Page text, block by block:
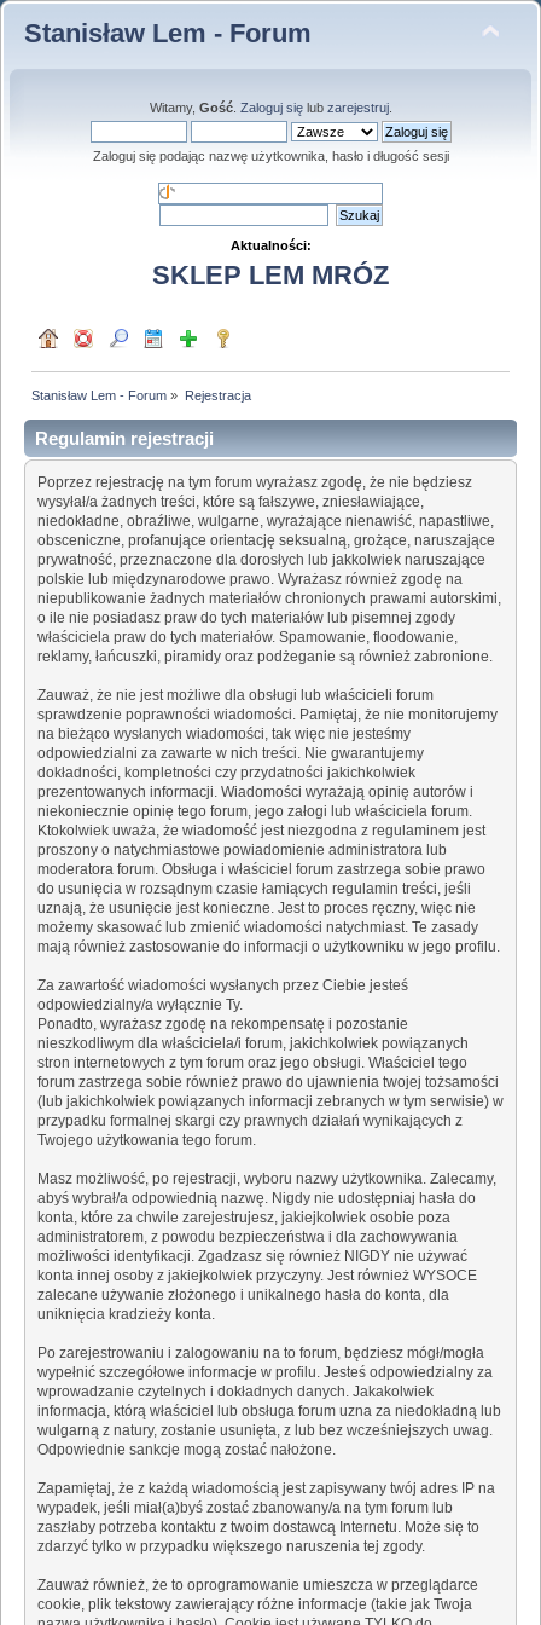
Stanisław Lem - Forum
Witamy, Gość. Zaloguj sięlub zarejestruj.
Zaloguj się podając nazwę użytkownika, hasło i długość sesji
Aktualności:
SKLEP LEM MRÓZ
Stanisław Lem - Forum » Rejestracja
Regulamin rejestracji
Poprzez rejestrację na tym forum wyrażasz zgodę, że nie będziesz
wysyłał/a żadnych treści, które są fałszywe, zniesławiające,
niedokładne, obraźliwe, wulgarne, wyrażające nienawiść, napastliwe,
obsceniczne, profanujące orientację seksualną, grożące, naruszające
prywatność, przeznaczone dla dorosłych lub jakkolwiek naruszające
polskie lub międzynarodowe prawo. Wyrażasz również zgodę na
niepublikowanie żadnych materiałów chronionych prawami autorskimi,
o ile nie posiadasz praw do tych materiałów lub pisemnej zgody
właściciela praw do tych materiałów. Spamowanie, floodowanie,
reklamy, łańcuszki, piramidy oraz podżeganie są również zabronione.
Zauważ, że nie jest możliwe dla obsługi lub właścicieli forum
sprawdzenie poprawności wiadomości. Pamiętaj, że nie monitorujemy
na bieżąco wysłanych wiadomości, tak więc nie jesteśmy
odpowiedzialni za zawarte w nich treści. Nie gwarantujemy
dokładności, kompletności czy przydatności jakichkolwiek
prezentowanych informacji. Wiadomości wyrażają opinię autorów i
niekoniecznie opinię tego forum, jego załogi lub właściciela forum.
Ktokolwiek uważa, że wiadomość jest niezgodna z regulaminem jest
proszony o natychmiastowe powiadomienie administratora lub
moderatora forum. Obsługa i właściciel forum zastrzega sobie prawo
do usunięcia w rozsądnym czasie łamiących regulamin treści, jeśli
uznają, że usunięcie jest konieczne. Jest to proces ręczny, więc nie
możemy skasować lub zmienić wiadomości natychmiast. Te zasady
mają również zastosowanie do informacji o użytkowniku w jego profilu.
Za zawartość wiadomości wysłanych przez Ciebie jesteś
odpowiedzialny/a wyłącznie Ty.
Ponadto, wyrażasz zgodę na rekompensatę i pozostanie
nieszkodliwym dla właściciela/i forum, jakichkolwiek powiązanych
stron internetowych z tym forum oraz jego obsługi. Właściciel tego
forum zastrzega sobie również prawo do ujawnienia twojej tożsamości
(lub jakichkolwiek powiązanych informacji zebranych w tym serwisie) w
przypadku formalnej skargi czy prawnych działań wynikających z
Twojego użytkowania tego forum.
Masz możliwość, po rejestracji, wyboru nazwy użytkownika. Zalecamy,
abyś wybrał/a odpowiednią nazwę. Nigdy nie udostępniaj hasła do
konta, które za chwile zarejestrujesz, jakiejkolwiek osobie poza
administratorem, z powodu bezpieczeństwa i dla zachowywania
możliwości identyfikacji. Zgadzasz się również NIGDY nie używać
konta innej osoby z jakiejkolwiek przyczyny. Jest również WYSOCE
zalecane używanie złożonego i unikalnego hasła do konta, dla
uniknięcia kradzieży konta.
Po zarejestrowaniu i zalogowaniu na to forum, będziesz mógł/mogła
wypełnić szczegółowe informacje w profilu. Jesteś odpowiedzialny za
wprowadzanie czytelnych i dokładnych danych. Jakakolwiek
informacja, którą właściciel lub obsługa forum uzna za niedokładną lub
wulgarną z natury, zostanie usunięta, z lub bez wcześniejszych uwag.
Odpowiednie sankcje mogą zostać nałożone.
Zapamiętaj, że z każdą wiadomością jest zapisywany twój adres IP na
wypadek, jeśli miał(a)byś zostać zbanowany/a na tym forum lub
zaszłaby potrzeba kontaktu z twoim dostawcą Internetu. Może się to
zdarzyć tylko w przypadku większego naruszenia tej zgody.
Zauważ również, że to oprogramowanie umieszcza w przeglądarce
cookie, plik tekstowy zawierający różne informacje (takie jak Twoja